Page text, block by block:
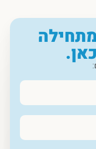
מתחילה
כאן.